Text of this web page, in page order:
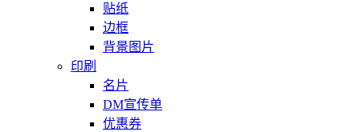
贴纸
边框
背景图片
印刷
名片
DM宣传单
优惠券